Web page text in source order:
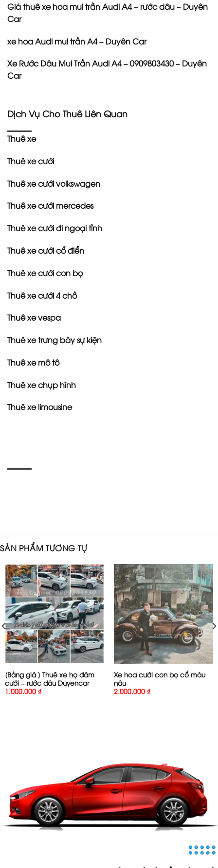
Giá thuê xe hoa mui trần Audi A4 – rước dâu – Duyên
Car
xe hoa Audi mui trần A4 – Duyên Car
Xe Rước Dâu Mui Trần Audi A4 – 0909803430 – Duyên
Car
Dịch Vụ Cho Thuê Liên Quan
Thuê xe
Thuê xe cưới
Thuê xe cưới volkswagen
Thuê xe cưới mercedes
Thuê xe cưới đi ngoại tỉnh
Thuê xe cưới cổ điển
Thuê xe cưới con bọ
Thuê xe cưới 4 chỗ
Thuê xe vespa
Thuê xe trưng bày sự kiện
Thuê xe mô tô
Thuê xe chụp hình
Thuê xe limousine
SẢN PHẨM TƯƠNG TỰ
[Bảng giá ] Thuê xe họ đám
cưới – rước dâu Duyencar
1.000.000 ₫
Xe hoa cưới con bọ cổ màu
nâu
2.000.000 ₫